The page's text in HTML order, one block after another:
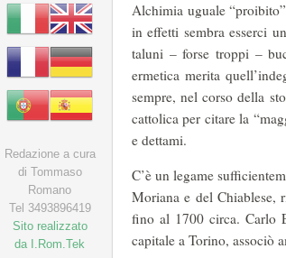
Alchimia uguale
in effetti sembra esserci
taluni – forse troppi –
ermetica merita
sempre, nel corso della
cattolica per citare la
e dettami.
C’è un legame
Moriana e del Chiablese,
fino al 1700 circa. Carlo
capitale a Torino, associò
Redazione a cura
di Tommaso
Romano
Tel 3493896419
Sito realizzato
da I.Rom.Tek